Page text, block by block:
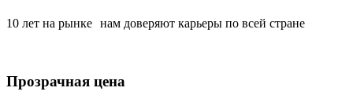
10 лет на рынке нам доверяют карьеры по всей стране
Прозрачная цена